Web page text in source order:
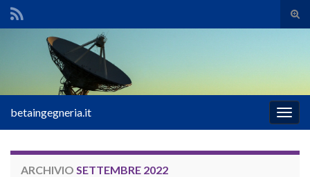
il
Search for:
la
betaingegneria.it
ARCHIVIO SETTEMBRE 2022